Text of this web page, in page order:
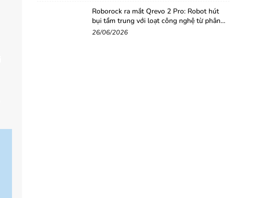
Roborock ra mắt Qrevo 2 Pro: Robot hút
bụi tầm trung với loạt công nghệ từ phân
khúc cao cấp
26/06/2026